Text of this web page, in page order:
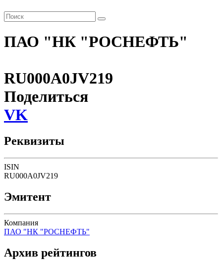
ПАО "НК "РОСНЕФТЬ"
RU000A0JV219
Поделиться
VK
Реквизиты
ISIN
RU000A0JV219
Эмитент
Компания
ПАО "НК "РОСНЕФТЬ"
Архив рейтингов